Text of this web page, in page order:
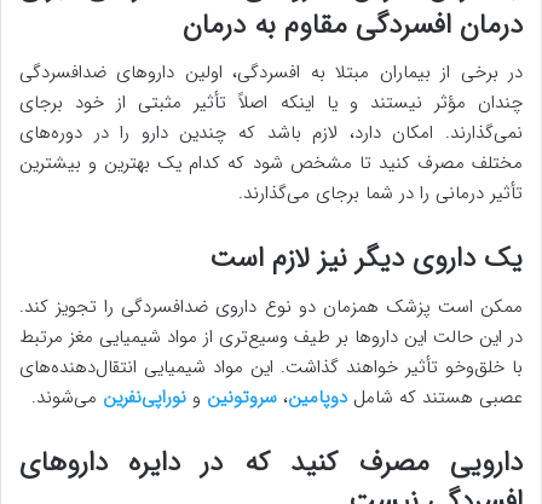
درمان افسردگی مقاوم به درمان
در برخی از بیماران مبتلا به افسردگی، اولین داروهای ضدافسردگی
چندان مؤثر نیستند و یا اینکه اصلاً تأثیر مثبتی از خود برجای
نمی‌گذارند. امکان دارد، لازم باشد که چندین دارو را در دوره‌های
مختلف مصرف کنید تا مشخص شود که کدام یک بهترین و بیشترین
تأثیر درمانی را در شما برجای می‌گذارند.
یک داروی دیگر نیز لازم است
ممکن است پزشک همزمان دو نوع داروی ضدافسردگی را تجویز کند.
در این حالت این داروها بر طیف وسیع‌تری از مواد شیمیایی مغز مرتبط
با خلق‌وخو تأثیر خواهند گذاشت. این مواد شیمیایی انتقال‌دهنده‌های
عصبی هستند که شاملدوپامین، سروتونین و نوراپی‌نفرین می‌شوند.
دارویی مصرف کنید که در دایره داروهای